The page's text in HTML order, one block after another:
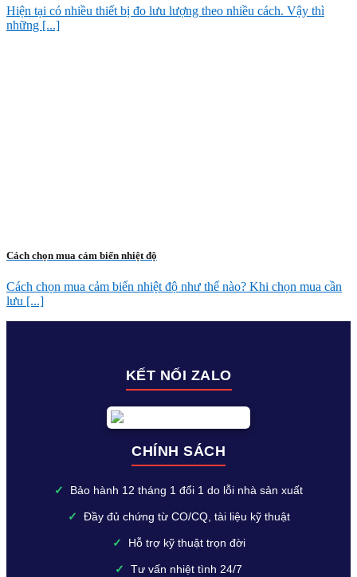
Hiện tại có nhiều thiết bị đo lưu lượng theo nhiều cách. Vậy thì
những [...]
Cách chọn mua cảm biến nhiệt độ
Cách chọn mua cảm biến nhiệt độ như thế nào? Khi chọn mua cần
lưu [...]
KẾT NỐI ZALO
CHÍNH SÁCH
✓ Bảo hành 12 tháng 1 đổi 1 do lỗi nhà sản xuất
✓ Đầy đủ chứng từ CO/CQ, tài liệu kỹ thuật
✓ Hỗ trợ kỹ thuật trọn đời
✓ Tư vấn nhiệt tình 24/7